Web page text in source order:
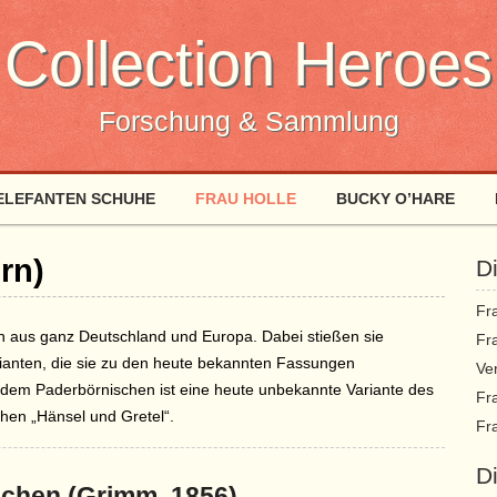
Collection Heroes
Forschung & Sammlung
SCHUHE FRAU HOLLE BUCKY O’HARE
ganz Deutschland und Europa. Dabei stießen sie
die sie zu den heute bekannten Fassungen
Paderbörnischen ist eine heute unbekannte Variante des
„Hänsel und Gretel“.